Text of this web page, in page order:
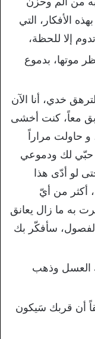
الأفكار، التي
إلا للحظة،
موتها، بدموع
خدي، أنا الآن
معاً، كنت أخشى
و حاولت مراراً
حبّي لك ودموعي
لو أدّى هذا
أكثر من أيّ
به ما زال يعانق
سأفكّر بك
العسل وذهب
أن قربك سَيكون